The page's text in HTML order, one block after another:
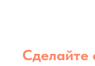
Сделайте